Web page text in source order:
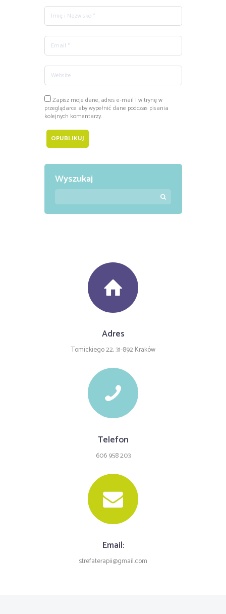
Zapisz moje dane, adres e-mail i witrynę w
przeglądarce aby wypełnić dane podczas pisania
kolejnych komentarzy.
Wyszukaj
Adres
Tomickiego 22, 31-892 Kraków
Telefon
606 958 203
Email:
strefaterapii@gmail.com